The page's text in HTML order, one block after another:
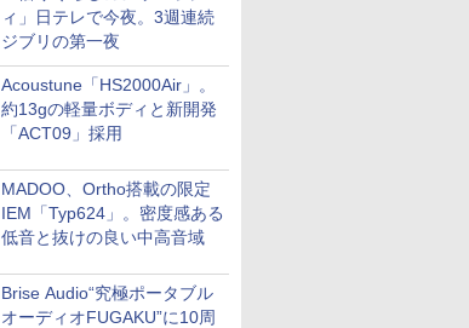
ィ」日テレで今夜。3週連続
ジブリの第一夜
Acoustune「HS2000Air」。
約13gの軽量ボディと新開発
「ACT09」採用
MADOO、Ortho搭載の限定
IEM「Typ624」。密度感ある
低音と抜けの良い中高音域
Brise Audio“究極ポータブル
オーディオFUGAKU”に10周